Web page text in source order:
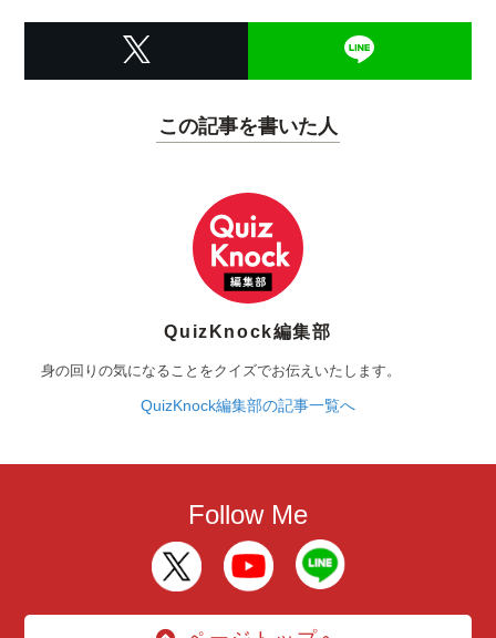
この記事を書いた人
QuizKnock編集部
身の回りの気になることをクイズでお伝えいたします。
QuizKnock編集部の記事一覧へ
Follow Me